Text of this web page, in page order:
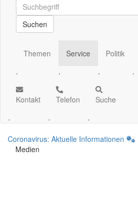
Schnellsuche
Schnellsuche
Suchen
Themen
.
Service
.
Politik
.
.
Kontakt
.
Telefon
.
Suche
.
Coronavirus: Aktuelle Informationen
Medien